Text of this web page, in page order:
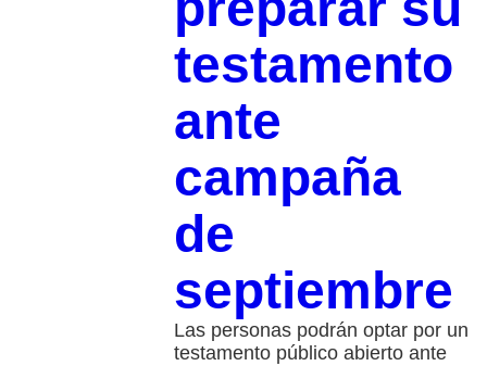
testamento
ante
campaña
de
septiembre
Las personas podrán optar por un
testamento público abierto ante